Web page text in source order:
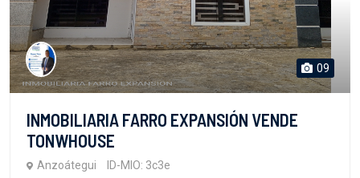
09
INMOBILIARIA FARRO EXPANSIÓN VENDE
TONWHOUSE
Anzoátegui ID-MIO: 3c3e